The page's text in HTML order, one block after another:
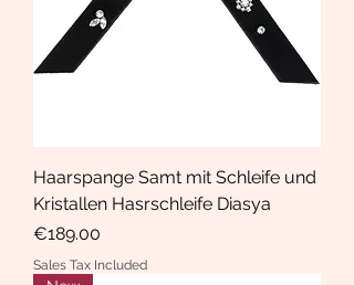
Haarspange Samt mit Schleife und
Kristallen Hasrschleife Diasya
Price
€189.00
Sales Tax Included